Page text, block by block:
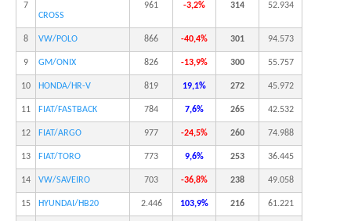
7
CROSS
961 -3,2% 314 52.934
8 VW/POLO 866 -40,4% 301 94.573
9 GM/ONIX 826 -13,9% 300 55.757
10 HONDA/HR-V 819 19,1% 272 45.972
11 FIAT/FASTBACK 784 7,6% 265 42.532
12 FIAT/ARGO 977 -24,5% 260 74.988
13 FIAT/TORO 773 9,6% 253 36.445
14 VW/SAVEIRO 703 -36,8% 238 49.058
15 HYUNDAI/HB20 2.446 103,9% 216 61.221